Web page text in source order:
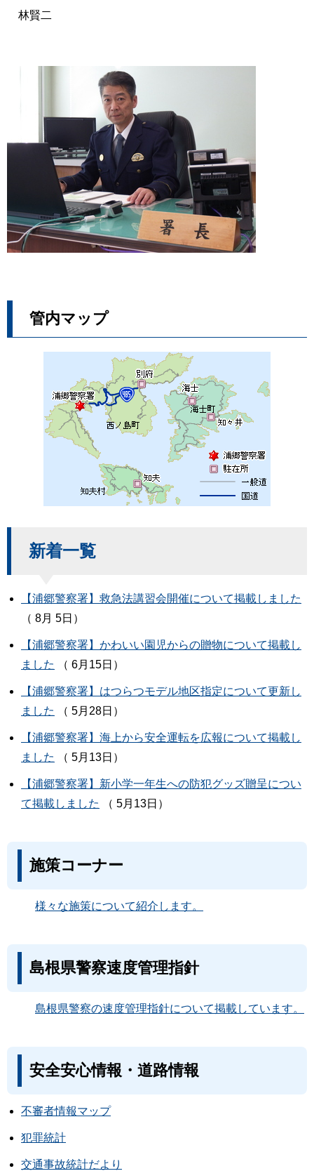
林賢二
管内マップ
新着一覧
【浦郷警察署】救急法講習会開催について掲載しました
（ 8月 5日）
【浦郷警察署】かわいい園児からの贈物について掲載し
ました
（ 6月15日）
【浦郷警察署】はつらつモデル地区指定について更新し
ました
（ 5月28日）
【浦郷警察署】海上から安全運転を広報について掲載し
ました
（ 5月13日）
【浦郷警察署】新小学一年生への防犯グッズ贈呈につい
て掲載しました
（ 5月13日）
施策コーナー
様々な施策について紹介します。
島根県警察速度管理指針
島根県警察の速度管理指針について掲載しています。
安全安心情報・道路情報
不審者情報マップ
犯罪統計
交通事故統計だより